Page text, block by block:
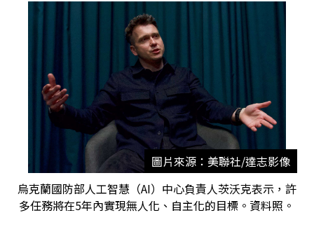
圖片來源：美聯社/達志影像
烏克蘭國防部人工智慧（AI）中心負責人茨沃克表示，許
多任務將在5年內實現無人化、自主化的目標。資料照。